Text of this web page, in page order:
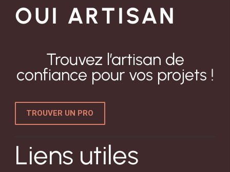
OUI ARTISAN
Trouvez l’artisan de
confiance pour vos projets !
TROUVER UN PRO
Liens utiles